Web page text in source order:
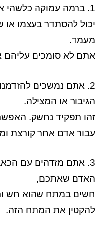
1. ברמה עמוקה כלשהי
יכול להסתדר בעצמו או
מעמד.
אתם לא סומכים עליהם
2. אתם נמשכים
הגיבור או המצילה.
זהו תפקיד נחשק.
עבור אדם אחר קורצת
3. אתם מזדהים עם
האדם שאתכם,
חשים במתח שהוא חש
להקטין את המתח הזה.